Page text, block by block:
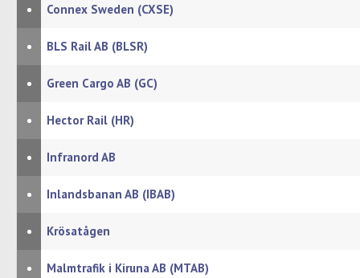
• Connex Sweden (CXSE)
• BLS Rail AB (BLSR)
• Green Cargo AB (GC)
• Hector Rail (HR)
• Infranord AB
• Inlandsbanan AB (IBAB)
• Krösatågen
• Malmtrafik i Kiruna AB (MTAB)